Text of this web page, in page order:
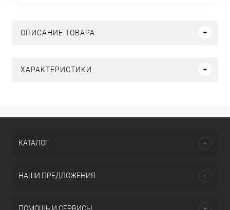
ОПИСАНИЕ ТОВАРА
ХАРАКТЕРИСТИКИ
КАТАЛОГ
НАШИ ПРЕДЛОЖЕНИЯ